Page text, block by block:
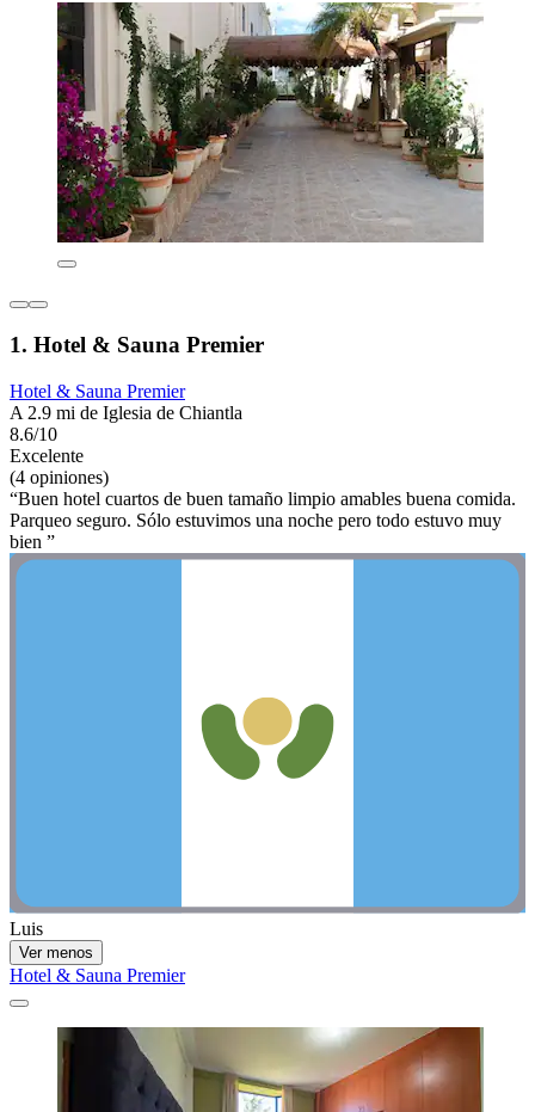
1. Hotel & Sauna Premier
Hotel & Sauna Premier
A 2.9 mi de Iglesia de Chiantla
8.6/10
Excelente
(4 opiniones)
“Buen hotel cuartos de buen tamaño limpio amables buena comida.
Parqueo seguro. Sólo estuvimos una noche pero todo estuvo muy
bien ”
Luis
Ver menos
Hotel & Sauna Premier